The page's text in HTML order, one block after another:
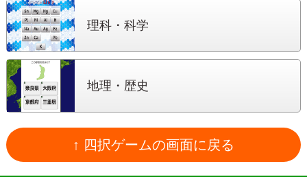
理科・科学
地理・歴史
↑ 四択ゲームの画面に戻る